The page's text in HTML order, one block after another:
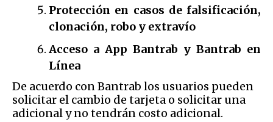
Protección en casos de falsificación,
clonación, robo y extravío
Acceso a App Bantrab y Bantrab en
Línea
De acuerdo con Bantrab los usuarios pueden
solicitar el cambio de tarjeta o solicitar una
adicional y no tendrán costo adicional.